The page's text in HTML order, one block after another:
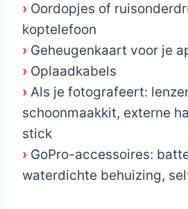
› Oordopjes of
koptelefoon
› Geheugenkaart voor je
› Oplaadkabels
› Als je fotografeert:
schoonmaakkit, externe
stick
› GoPro-accessoires:
waterdichte behuizing,